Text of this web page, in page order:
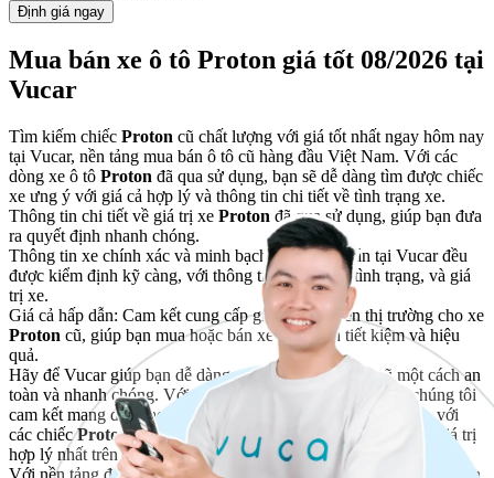
Định giá ngay
Mua bán xe ô tô Proton giá tốt 08/2026 tại
Vucar
Tìm kiếm chiếc Proton cũ chất lượng với giá tốt nhất ngay hôm nay
tại Vucar, nền tảng mua bán ô tô cũ hàng đầu Việt Nam. Với các
dòng xe ô tô Proton đã qua sử dụng, bạn sẽ dễ dàng tìm được chiếc
xe ưng ý với giá cả hợp lý và thông tin chi tiết về tình trạng xe.
Thông tin chi tiết về giá trị xe Proton đã qua sử dụng, giúp bạn đưa
ra quyết định nhanh chóng.
Thông tin xe chính xác và minh bạch: Tất cả xe bán tại Vucar đều
được kiểm định kỹ càng, với thông tin rõ ràng về tình trạng, và giá
trị xe.
Giá cả hấp dẫn: Cam kết cung cấp giá tốt nhất trên thị trường cho xe
Proton cũ, giúp bạn mua hoặc bán xe một cách tiết kiệm và hiệu
quả.
Hãy để Vucar giúp bạn dễ dàng mua bán xe Proton
cũ một cách an
toàn và nhanh chóng. Với công cụ
, chúng tôi
cam kết mang đến cho bạn trải nghiệm mua bán xe cũ uy tín, với
các chiếcProtonđã qua sử dụng đảm bảo chất lượng cao và giá trị
hợp lý nhất trên thị trường.
Với nền tảng đấu giá xe có sự tham gia của hơn 2000 người và dịch